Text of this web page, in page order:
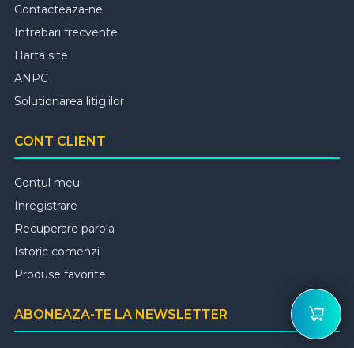
Contacteaza-ne
Intrebari frecvente
Harta site
ANPC
Solutionarea litigiilor
CONT CLIENT
Contul meu
Inregistrare
Recuperare parola
Istoric comenzi
Produse favorite
ABONEAZA-TE LA NEWSLETTER